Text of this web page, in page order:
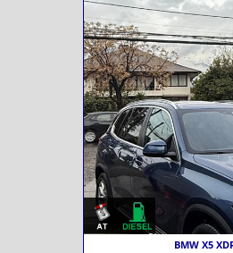
BMW X5